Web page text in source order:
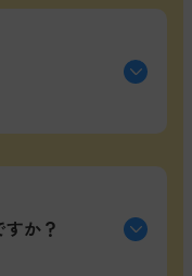
ュラムになってお
か？